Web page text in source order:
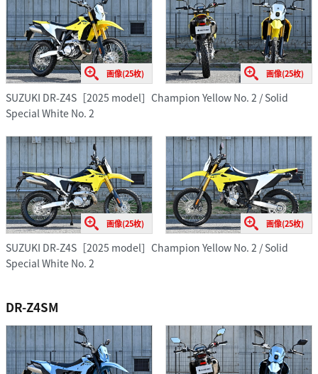
画像(25枚) 画像(25枚)
SUZUKI DR-Z4S［2025 model］Champion Yellow No. 2 / Solid
Special White No. 2
画像(25枚) 画像(25枚)
SUZUKI DR-Z4S［2025 model］Champion Yellow No. 2 / Solid
Special White No. 2
DR-Z4SM